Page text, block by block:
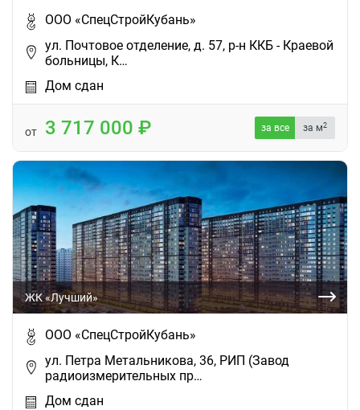
ООО «СпецСтройКубань»
ул. Почтовое отделение, д. 57, р-н ККБ - Краевой
больницы, К…
Дом сдан
от 3 717 000 за все за м2
ЖК «Лучший»
ООО «СпецСтройКубань»
ул. Петра Метальникова, 36, РИП (Завод
радиоизмерительных пр…
Дом сдан